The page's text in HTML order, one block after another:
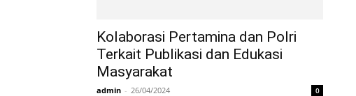
Kolaborasi Pertamina dan Polri
Terkait Publikasi dan Edukasi
Masyarakat
admin - 26/04/2024 0